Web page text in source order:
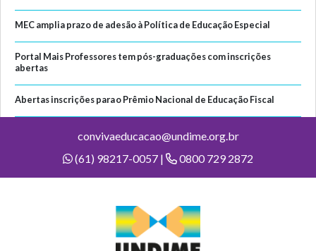
MEC amplia prazo de adesão à Política de Educação Especial
Portal Mais Professores tem pós-graduações com inscrições
abertas
Abertas inscrições para o Prêmio Nacional de Educação Fiscal
convivaeducacao@undime.org.br
(61) 98217-0057 |
0800 729 2872